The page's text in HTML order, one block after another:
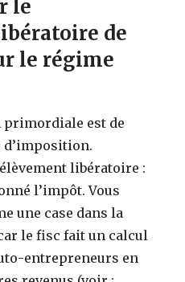
le
de
le régime
primordiale est de
d’imposition.
libératoire :
l’impôt. Vous
une case dans la
le fisc fait un calcul
entrepreneurs en